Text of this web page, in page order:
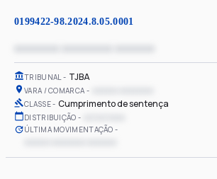
0199422-98.2024.8.05.0001
TRIBUNAL TJBA
VARA / COMARCA
CLASSE Cumprimento de sentença
DISTRIBUIÇÃO
ÚLTIMA MOVIMENTAÇÃO